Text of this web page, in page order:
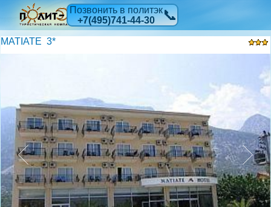
Позвонить в политэк
+7(495)741-44-30
📞
MATIATE 3*